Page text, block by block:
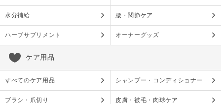
水分補給 腰・関節ケア
ハーブサプリメント オーナーグッズ
ケア用品
すべてのケア用品 シャンプー・コンディショナー
ブラシ・爪切り 皮膚・被毛・肉球ケア